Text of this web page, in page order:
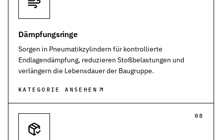
Dämpfungsringe
Sorgen in Pneumatikzylindern für kontrollierte
Endlagendämpfung, reduzieren Stoßbelastungen und
verlängern die Lebensdauer der Baugruppe.
KATEGORIE ANSEHEN
08